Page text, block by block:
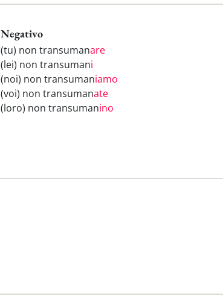
Negativo
(tu) non transumanare
(lei) non transumani
(noi) non transumaniamo
(voi) non transumanate
(loro) non transumanino